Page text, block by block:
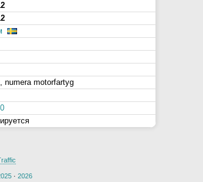
numera motorfartyg
· 2026